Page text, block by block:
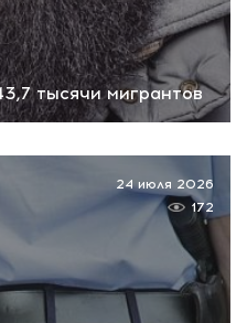
тысячи мигрантов
24 июля 2026
172